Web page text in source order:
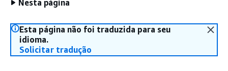
Nesta página
Esta página não foi traduzida para seu
idioma.
Solicitar tradução